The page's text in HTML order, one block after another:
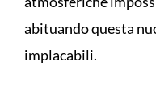
abituando questa
implacabili.